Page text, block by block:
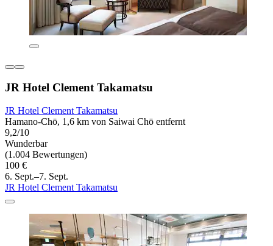
JR Hotel Clement Takamatsu
JR Hotel Clement Takamatsu
Hamano-Chō, 1,6 km von Saiwai Chō entfernt
9,2/10
Wunderbar
(1.004 Bewertungen)
100 €
6. Sept.–7. Sept.
JR Hotel Clement Takamatsu